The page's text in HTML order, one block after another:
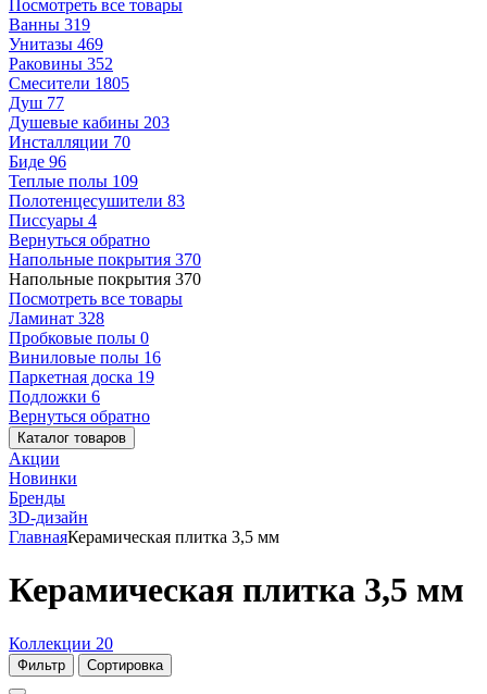
Посмотреть все товары
Ванны 319
Унитазы 469
Раковины 352
Смесители 1805
Душ 77
Душевые кабины 203
Инсталляции 70
Биде 96
Теплые полы 109
Полотенцесушители 83
Писсуары 4
Вернуться обратно
Напольные покрытия 370
Напольные покрытия 370
Посмотреть все товары
Ламинат 328
Пробковые полы 0
Виниловые полы 16
Паркетная доска 19
Подложки 6
Вернуться обратно
Каталог товаров
Акции
Новинки
Бренды
3D-дизайн
ГлавнаяКерамическая плитка 3,5 мм
Керамическая плитка 3,5 мм
Коллекции 20
Фильтр Сортировка